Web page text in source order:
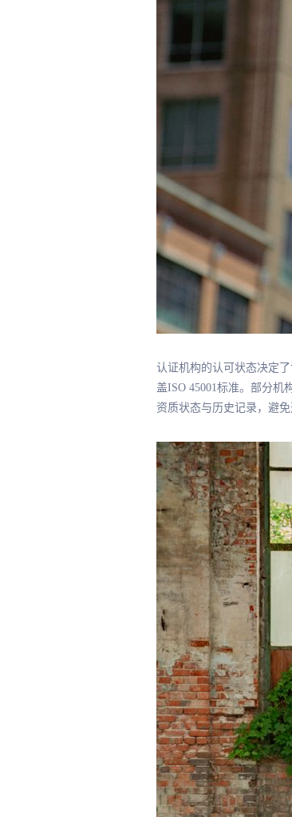
认证机构的认可状态决定
盖ISO 45001标准。部分
资质状态与历史记录，避